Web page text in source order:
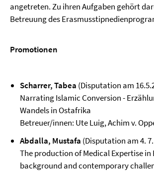
angetreten. Zu ihren Aufgaben gehört
Betreuung des
Promotionen
Scharrer, Tabea (Disputation am
Narrating Islamic Conversion -
Wandels in Ostafrika
Betreuer/innen: Ute Luig, Achim v.
Abdalla, Mustafa (Disputation am 4. 7.
The production of Medical Expertise
background and contemporary